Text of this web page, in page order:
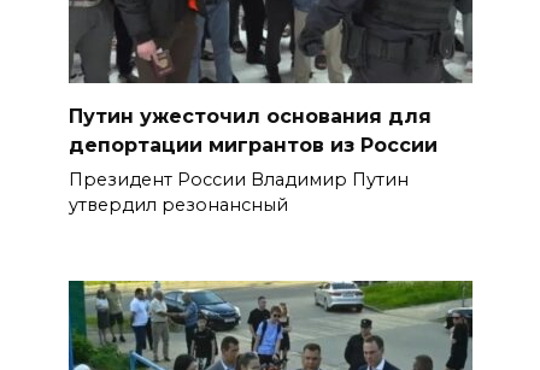
Путин ужесточил основания для
депортации мигрантов из России
Президент России Владимир Путин
утвердил резонансный